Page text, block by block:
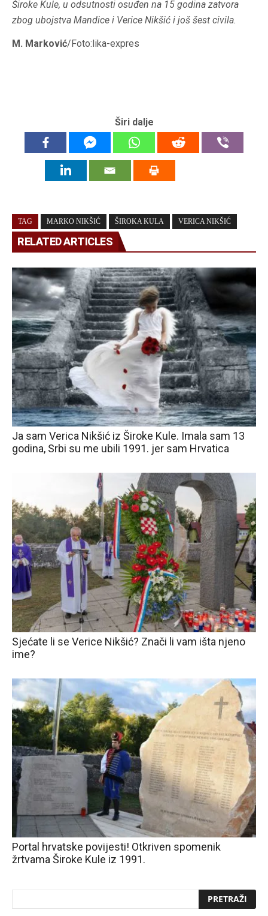
Široke Kule, u odsutnosti osuđen na 15 godina zatvora
zbog ubojstva Mandice i Verice Nikšić i još šest civila.
M. Marković/Foto:lika-expres
Širi dalje
TAG MARKO NIKŠIĆ ŠIROKA KULA VERICA NIKŠIĆ
RELATED ARTICLES
Ja sam Verica Nikšić iz Široke Kule. Imala sam 13
godina, Srbi su me ubili 1991. jer sam Hrvatica
Sjećate li se Verice Nikšić? Znači li vam išta njeno
ime?
Portal hrvatske povijesti! Otkriven spomenik
žrtvama Široke Kule iz 1991.